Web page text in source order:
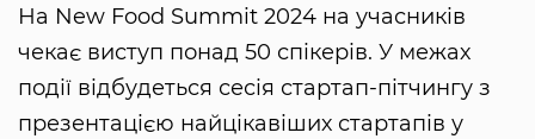
На New Food Summit 2024 на учасників
чекає виступ понад 50 спікерів. У межах
події відбудеться сесія стартап-пітчингу з
презентацією найцікавіших стартапів у